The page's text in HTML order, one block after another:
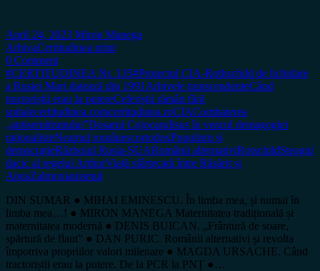
April 24, 2023 Miron Manega
ArhivaCertitudinea print
0 Comment
#CERTITUDINEA Nr. 135#Proiectul CIA-Rothschild de lichidare
a Rusiei Mari datează din 1991 Arhivele transcendenteCând
tractoriștii erau la putereCeferiștii rămân fără
spitalecertitudinea.comcertitudinea.roCIACombaterea
„antisemitismului”Dosarul CojocaruIisus în veacul demagogiei
raționalisteNeamul românescortodoxPopulism și
democrațieRăzboiul Rusia-SUARomânii alternativiRotschildSteagul
dacic al regelui ArthurViață sfârtecată între Răsărit și
ApusZalmoxianismul
DIN SUMAR ● MIHAI EMINESCU. În limba mea, și numai în
limba mea…! ● MIRON MANEGA Maternitatea tradițională și
maternitatea modernă ● DENIS BUICAN. „Frântură de soare,
spărtură de flaut” ● DAN PURIC. Românii alternativi și revolta
împotriva propriilor valori milenare ● MAGDA URSACHE. Când
tractoriștii erau la putere. De la PCR la PNȚ ●…